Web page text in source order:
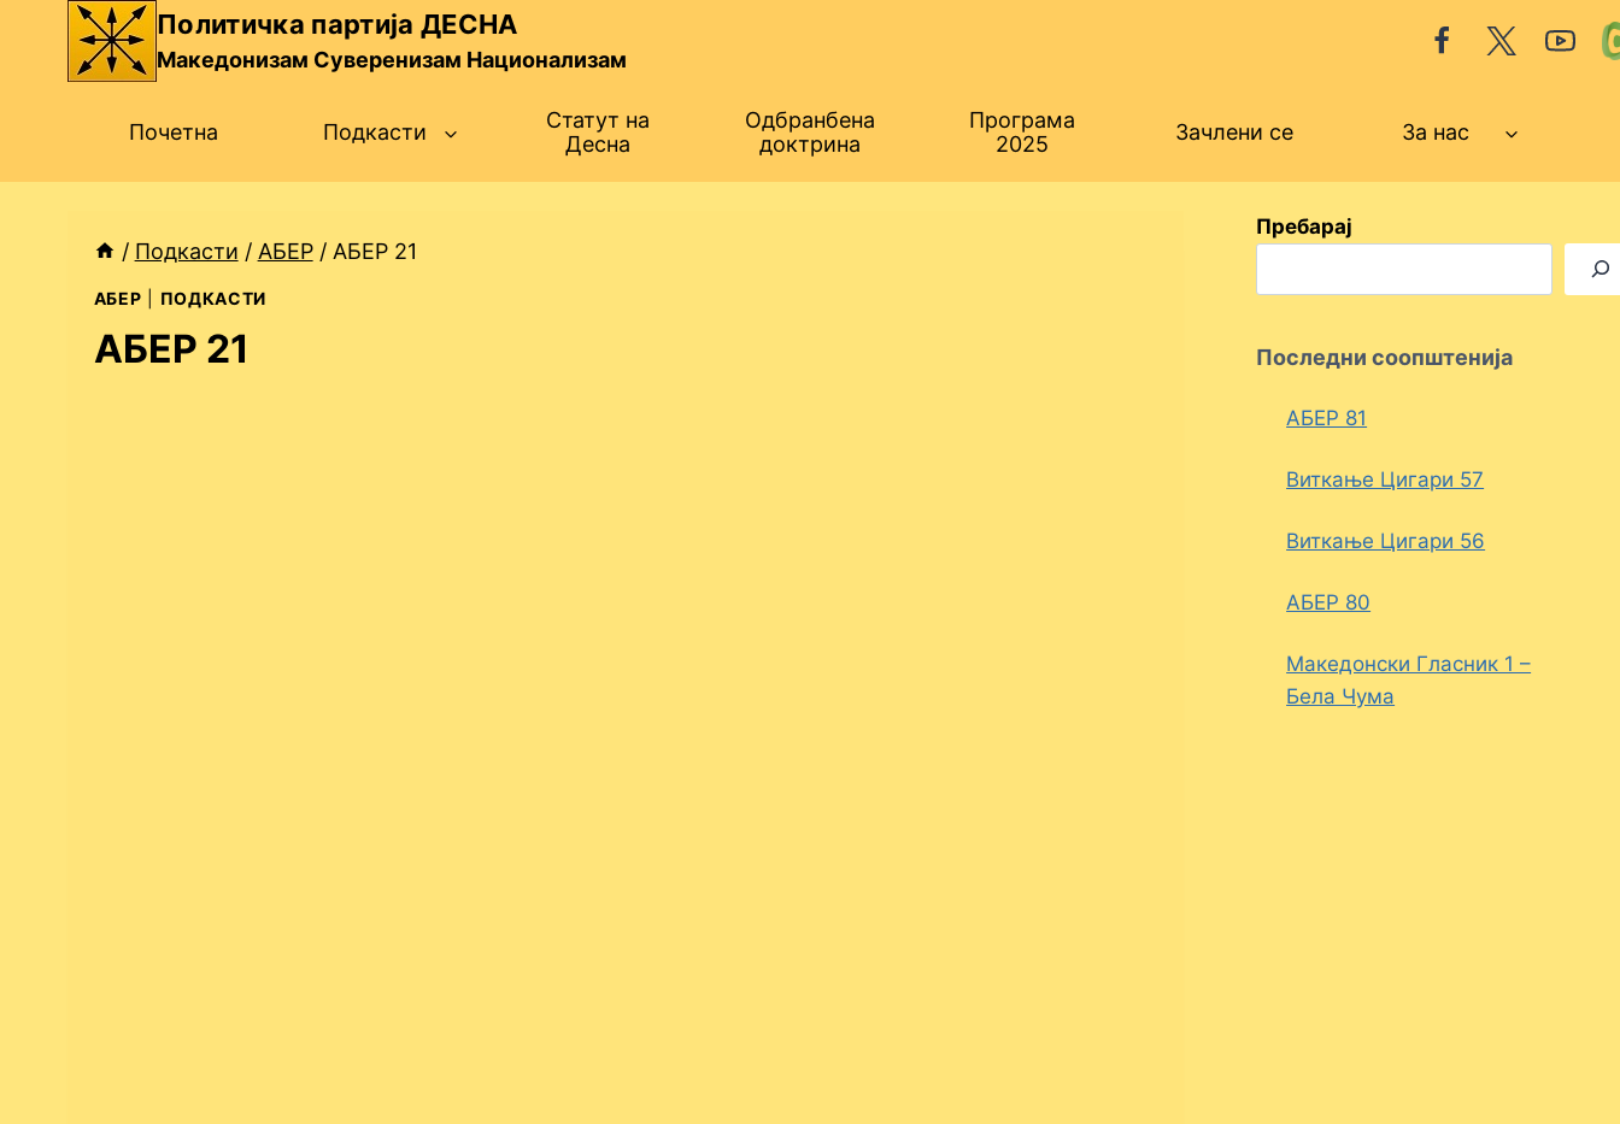
content
Политичка партија ДЕСНА
Македонизам Суверенизам Национализам
Почетна Подкасти
Статут на
Десна
Одбранбена
доктрина
Програма
2025
Зачлени се За нас
/ Подкасти / АБЕР / АБЕР 21
АБЕР ПОДКАСТИ
АБЕР 21
Пребарај
Последни соопштенија
АБЕР 81
Виткање Цигари 57
Виткање Цигари 56
АБЕР 80
Македонски Гласник 1 –
Бела Чума